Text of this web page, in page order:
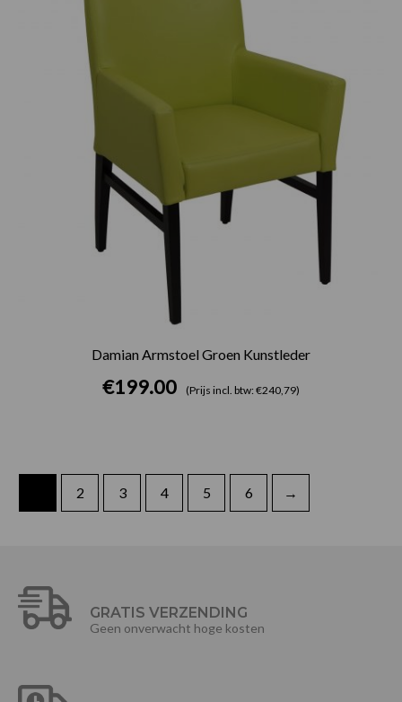
Damian Armstoel Groen Kunstleder
€199.00 (Prijs incl. btw: €240,79)
2 3 4 5 6 →
GRATIS VERZENDING
Geen onverwacht hoge kosten